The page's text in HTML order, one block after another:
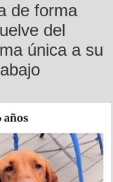
de forma
del
única a su